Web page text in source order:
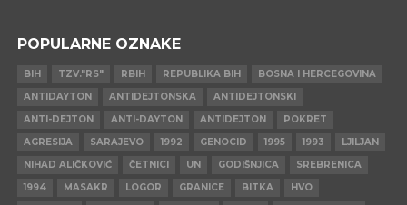
POPULARNE OZNAKE
BIH TZV."RS" RBIH REPUBLIKA BIH
BOSNA I HERCEGOVINA
ANTIDAYTON
ANTIDEJTONSKA
ANTIDEJTONSKI
ANTI-DEJTON
ANTI-DAYTON ANTIDEJTON
POKRET
AGRESIJA
SARAJEVO 1992 GENOCID 1995 1993
LJILJAN
NIHAD ALIČKOVIĆ
ČETNICI UN GODIŠNJICA
SREBRENICA
1994
MASAKR LOGOR GRANICE BITKA
HVO